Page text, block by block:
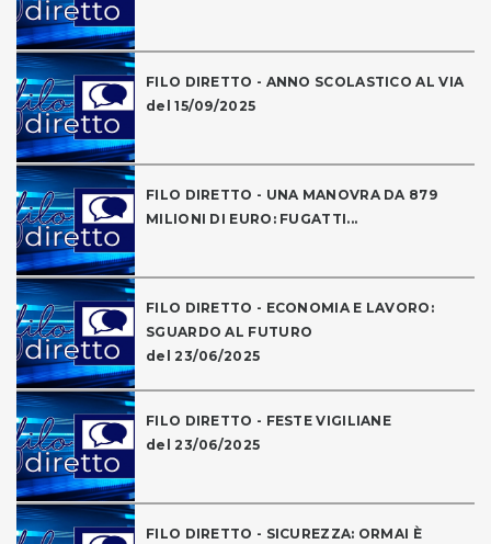
FILO DIRETTO - ANNO SCOLASTICO AL VIA
del 15/09/2025
FILO DIRETTO - UNA MANOVRA DA 879
MILIONI DI EURO: FUGATTI...
FILO DIRETTO - ECONOMIA E LAVORO:
SGUARDO AL FUTURO
del 23/06/2025
FILO DIRETTO - FESTE VIGILIANE
del 23/06/2025
FILO DIRETTO - SICUREZZA: ORMAI È